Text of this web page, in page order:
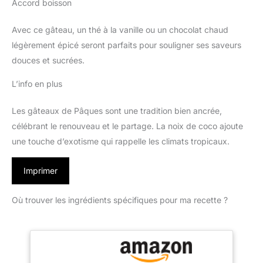
Accord boisson
Avec ce gâteau, un thé à la vanille ou un chocolat chaud
légèrement épicé seront parfaits pour souligner ses saveurs
douces et sucrées.
L’info en plus
Les gâteaux de Pâques sont une tradition bien ancrée,
célébrant le renouveau et le partage. La noix de coco ajoute
une touche d’exotisme qui rappelle les climats tropicaux.
Imprimer
Où trouver les ingrédients spécifiques pour ma recette ?